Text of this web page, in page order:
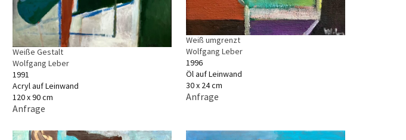
Weiße Gestalt
Wolfgang Leber
1991
Acryl auf Leinwand
120 x 90 cm
Anfrage
Weiß umgrenzt
Wolfgang Leber
1996
Öl auf Leinwand
30 x 24 cm
Anfrage